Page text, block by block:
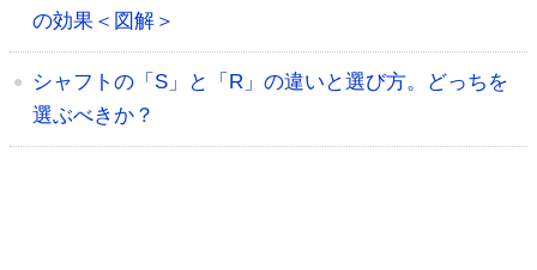
の効果＜図解＞
シャフトの「S」と「R」の違いと選び方。どっちを
選ぶべきか？